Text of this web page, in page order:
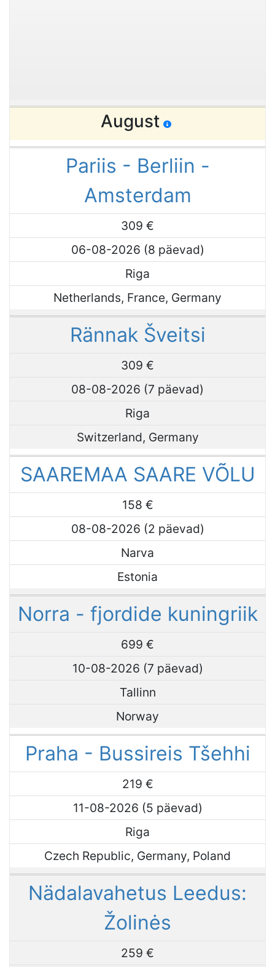
August
Pariis - Berliin -
Amsterdam
309 €
06-08-2026 (8 päevad)
Riga
Netherlands, France, Germany
Rännak Šveitsi
309 €
08-08-2026 (7 päevad)
Riga
Switzerland, Germany
SAAREMAA SAARE VÕLU
158 €
08-08-2026 (2 päevad)
Narva
Estonia
Norra - fjordide kuningriik
699 €
10-08-2026 (7 päevad)
Tallinn
Norway
Praha - Bussireis Tšehhi
219 €
11-08-2026 (5 päevad)
Riga
Czech Republic, Germany, Poland
Nädalavahetus Leedus:
Žolinės
259 €